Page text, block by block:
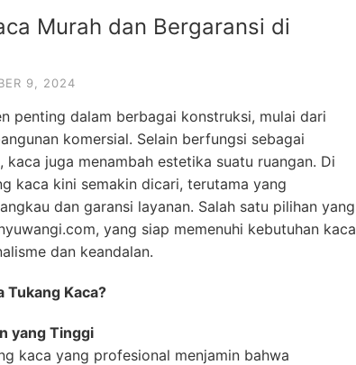
Murah dan Bergaransi di
9, 2024
penting dalam berbagai konstruksi, mulai dari
komersial. Selain berfungsi sebagai
kaca juga menambah estetika suatu ruangan. Di
kaca kini semakin dicari, terutama yang
dan garansi layanan. Salah satu pilihan yang
yang siap memenuhi kebutuhan kaca
dan keandalan.
Tukang Kaca?
yang Tinggi
kaca yang profesional menjamin bahwa